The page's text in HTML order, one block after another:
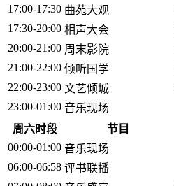
17:00-17:30 曲苑大观
17:30-20:00 相声大会
20:00-21:00 周末影院
21:00-22:00 倾听国学
22:00-23:00 文艺倾城
23:00-01:00 音乐现场
周六时段
节目
00:00-01:00 音乐现场
06:00-06:58 评书联播